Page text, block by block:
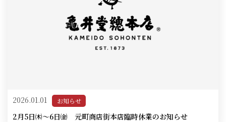
2026.01.01 お知らせ
2月5日㈭～6日㈮ 元町商店街本店臨時休業のお知らせ